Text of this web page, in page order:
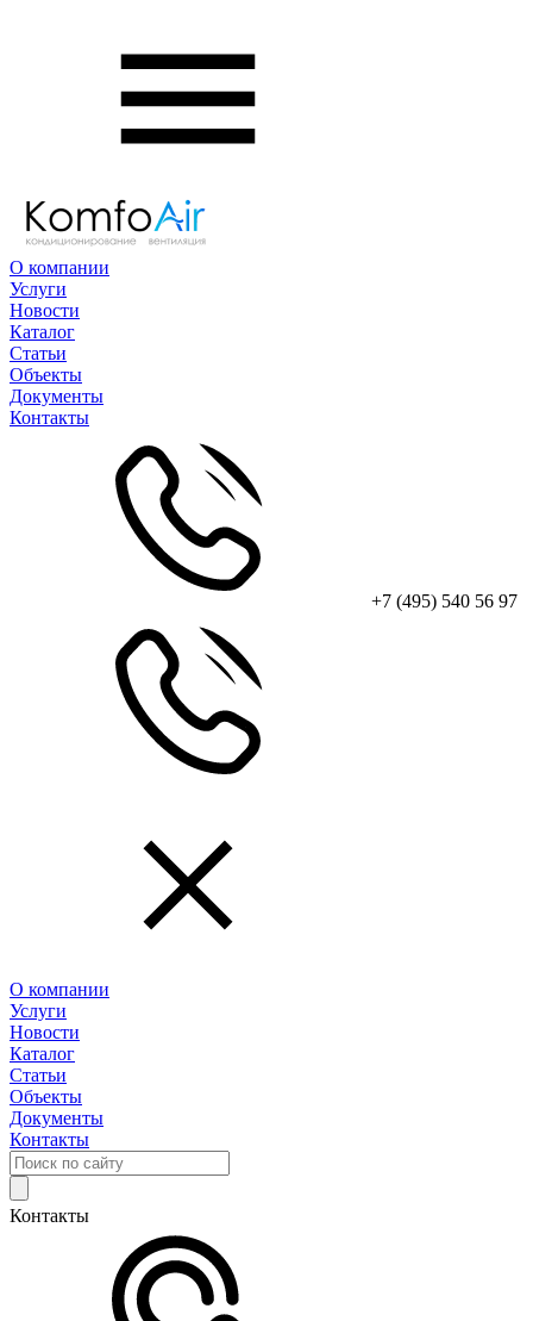
О компании
Услуги
Новости
Каталог
Статьи
Объекты
Документы
Контакты
+7 (495) 540 56 97
О компании
Услуги
Новости
Каталог
Статьи
Объекты
Документы
Контакты
Контакты